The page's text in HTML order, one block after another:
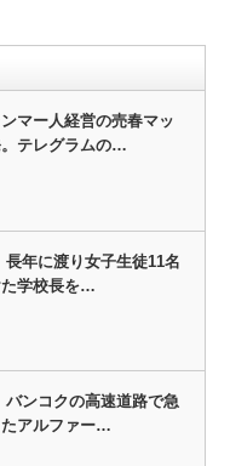
マー人経営の売春マッ
テレグラムの…
長年に渡り女子生徒11名
学校長を…
バンコクの高速道路で急
アルファー…